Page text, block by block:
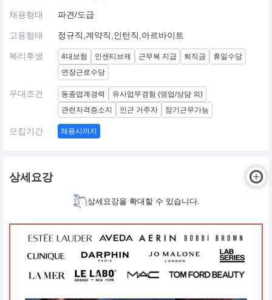
채용형태 파견/도급
고용형태 정규직,계약직,인턴직,아르바이트
복리후생 4대보험 인센티브제 근무복 지급 퇴직금
휴일수당
연장근로수당
우대조건 동종업계경력
유사업무경험 (영업/상담 외)
관련자격증소지
인근 거주자 장기근무가능
모집기간 채용시까지
상세요강
상세요강을 확대할 수 있습니다.